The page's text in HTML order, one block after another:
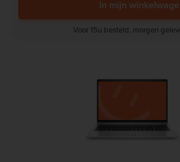
In mijn
Voor 15u besteld, morgen